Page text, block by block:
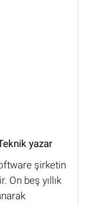
yazar
şirketin
On beş yıllık